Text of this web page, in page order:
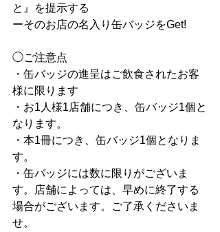
と』を提示する
ーそのお店の名入り缶バッジをGet!
◯ご注意点
・缶バッジの進呈はご飲食されたお客
様に限ります
・お1人様1店舗につき、缶バッジ1個と
なります。
・本1冊につき、缶バッジ1個となりま
す。
・缶バッジには数に限りがございま
す。店舗によっては、早めに終了する
場合がございます。ご了承くださいま
せ。